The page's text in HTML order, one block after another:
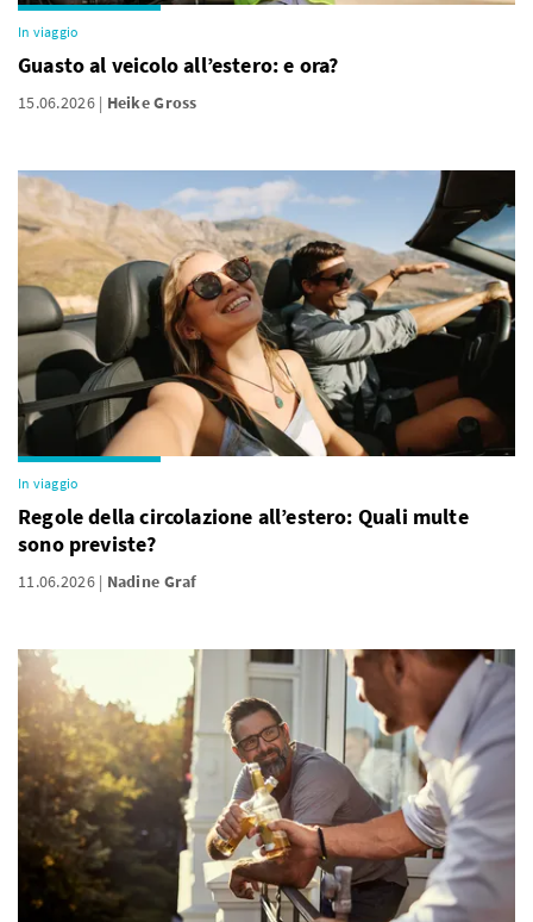
In viaggio
Guasto al veicolo all’estero: e ora?
15.06.2026 Heike Gross
In viaggio
Regole della circolazione all’estero: Quali multe
sono previste?
11.06.2026 Nadine Graf